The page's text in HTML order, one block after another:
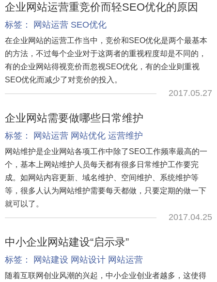
企业网站运营重竞价而轻SEO优化的原因
标签： 网站运营 SEO优化
在企业网站的运营工作当中，竞价和SEO优化是两个最基本
的方法，不过每个企业对于这两者的重视程度却是不同的，
有的企业网站得视竞价而忽视SEO优化，有的企业则重视
SEO优化而减少了对竞价的投入。
2017.05.27
企业网站需要做哪些日常维护
标签： 网站运营 网站优化 运营维护
网站维护是企业网站各项工作中除了SEO工作频率最高的一
个，基本上网站维护人员每天都有很多日常维护工作要完
成。如网站内容更新、域名维护、空间维护、系统维护等
等，很多人认为网站维护需要每天都做，只要定期的做一下
就可以了。
2017.04.25
中小企业网站建设“启示录”
标签： 网站建设 网站设计 网站运营
随着互联网创业风潮的兴起，中小企业创业者越多，这使得